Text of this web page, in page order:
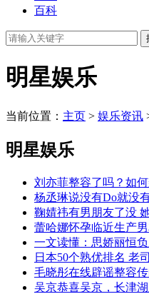
百科
明星娱乐
当前位置： 主页 > 娱乐资讯
明星娱乐
刘亦菲整容了吗？如
杨丞琳说没有Do就没
鞠婧祎有男朋友了没
蕾哈娜怀孕临近生产
一文读懂：思娇丽恒
日本50个熟优排名 老
毛晓彤在线辟谣整容
吴京恭喜吴京，长津